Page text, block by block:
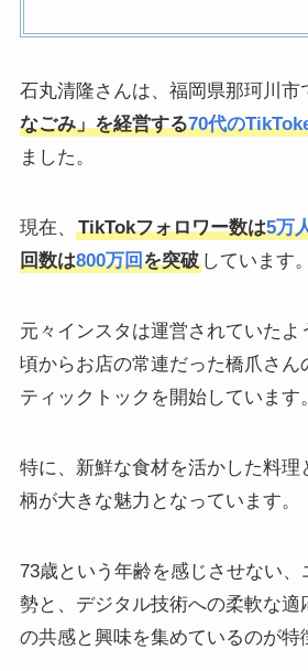
石丸清隆さんは、福岡県那珂川市
なごみ」を経営する70代の
ました。
現在、 TikTokフォロワー数は5万
回数は800万回を突破しています。
元々インスタは運営されていたよ
頃からお店の常連だった橋爪さん
ティックトックを開始しています。
特に、新鮮な食材を活かした料理
柄が大きな魅力となっています。
73歳という年齢を感じさせない
勢と、デジタル技術への柔軟な適
の共感と興味を集めているのが特